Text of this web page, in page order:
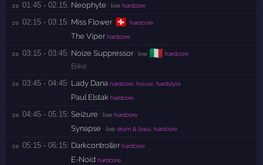
zo 01:45 - 02:15: Neophyte · live hardcore
zo 02:15 - 03:15: Miss Flower 🇨🇭 hardcore
The Viper hardcore
zo 03:15 - 03:45: Noize Suppressor· live 🇮🇹 hardcore
Bike
zo 03:45 - 04:45: Lady Dana hardcore, house, hardstyle
Paul Elstak hardcore
zo 04:45 - 05:15: Sei2ure · live hardcore
Synapse · live drum & bass, hardcore
zo 05:15 - 06:15: Darkcontroller hardcore
E-Noid hardcore